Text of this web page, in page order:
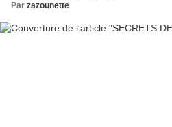
Par zazounette